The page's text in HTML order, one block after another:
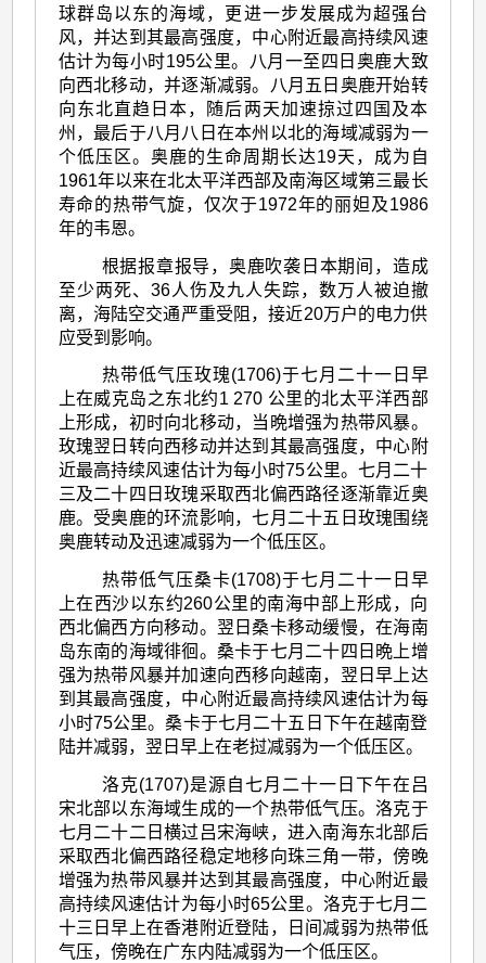
球群岛以东的海域，更进一步发展成为超强台
风，并达到其最高强度，中心附近最高持续风速
估计为每小时195公里。八月一至四日奥鹿大致
向西北移动，并逐渐减弱。八月五日奥鹿开始转
向东北直趋日本，随后两天加速掠过四国及本
州，最后于八月八日在本州以北的海域减弱为一
个低压区。奥鹿的生命周期长达19天，成为自
1961年以来在北太平洋西部及南海区域第三最长
寿命的热带气旋，仅次于1972年的丽妲及1986
年的韦恩。
根据报章报导，奥鹿吹袭日本期间，造成
至少两死、36人伤及九人失踪，数万人被迫撤
离，海陆空交通严重受阻，接近20万户的电力供
应受到影响。
热带低气压玫瑰(1706)于七月二十一日早
上在威克岛之东北约1 270 公里的北太平洋西部
上形成，初时向北移动，当晩增强为热带风暴。
玫瑰翌日转向西移动并达到其最高强度，中心附
近最高持续风速估计为每小时75公里。七月二十
三及二十四日玫瑰采取西北偏西路径逐渐靠近奥
鹿。受奥鹿的环流影响，七月二十五日玫瑰围绕
奥鹿转动及迅速减弱为一个低压区。
热带低气压桑卡(1708)于七月二十一日早
上在西沙以东约260公里的南海中部上形成，向
西北偏西方向移动。翌日桑卡移动缓慢，在海南
岛东南的海域徘徊。桑卡于七月二十四日晩上增
强为热带风暴并加速向西移向越南，翌日早上达
到其最高强度，中心附近最高持续风速估计为每
小时75公里。桑卡于七月二十五日下午在越南登
陆并减弱，翌日早上在老挝减弱为一个低压区。
洛克(1707)是源自七月二十一日下午在吕
宋北部以东海域生成的一个热带低气压。洛克于
七月二十二日横过吕宋海峡，进入南海东北部后
采取西北偏西路径稳定地移向珠三角一带，傍晚
增强为热带风暴并达到其最高强度，中心附近最
高持续风速估计为每小时65公里。洛克于七月二
十三日早上在香港附近登陆，日间减弱为热带低
气压，傍晚在广东内陆减弱为一个低压区。